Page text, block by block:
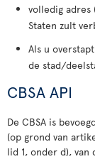
volledig adres
Staten zult
Als u
de stad/
CBSA API
De CBSA is
(op grond van
lid 1, onder d), van